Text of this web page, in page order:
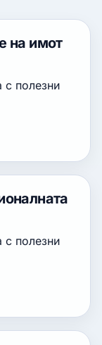
на имот
с полезни
с полезни